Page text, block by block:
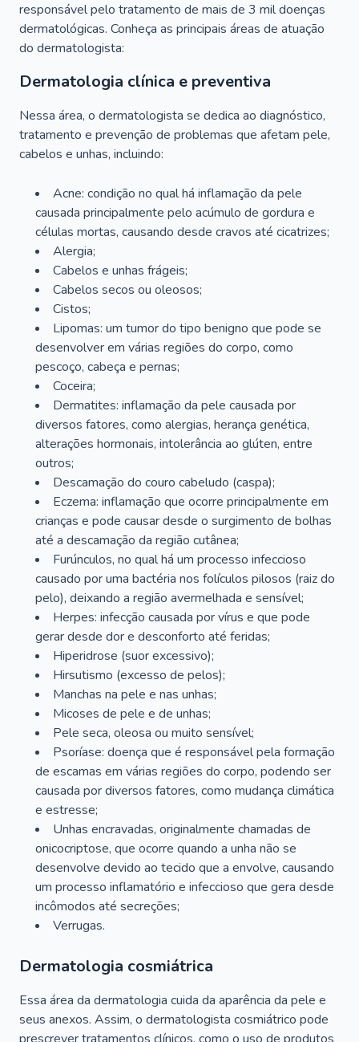
responsável pelo tratamento de mais de 3 mil doenças
dermatológicas. Conheça as principais áreas de atuação
do dermatologista:
Dermatologia clínica e preventiva
Nessa área, o dermatologista se dedica ao diagnóstico,
tratamento e prevenção de problemas que afetam pele,
cabelos e unhas, incluindo:
Acne: condição no qual há inflamação da pele
causada principalmente pelo acúmulo de gordura e
células mortas, causando desde cravos até cicatrizes;
Alergia;
Cabelos e unhas frágeis;
Cabelos secos ou oleosos;
Cistos;
Lipomas: um tumor do tipo benigno que pode se
desenvolver em várias regiões do corpo, como
pescoço, cabeça e pernas;
Coceira;
Dermatites: inflamação da pele causada por
diversos fatores, como alergias, herança genética,
alterações hormonais, intolerância ao glúten, entre
outros;
Descamação do couro cabeludo (caspa);
Eczema: inflamação que ocorre principalmente em
crianças e pode causar desde o surgimento de bolhas
até a descamação da região cutânea;
Furúnculos, no qual há um processo infeccioso
causado por uma bactéria nos folículos pilosos (raiz do
pelo), deixando a região avermelhada e sensível;
Herpes: infecção causada por vírus e que pode
gerar desde dor e desconforto até feridas;
Hiperidrose (suor excessivo);
Hirsutismo (excesso de pelos);
Manchas na pele e nas unhas;
Micoses de pele e de unhas;
Pele seca, oleosa ou muito sensível;
Psoríase: doença que é responsável pela formação
de escamas em várias regiões do corpo, podendo ser
causada por diversos fatores, como mudança climática
e estresse;
Unhas encravadas, originalmente chamadas de
onicocriptose, que ocorre quando a unha não se
desenvolve devido ao tecido que a envolve, causando
um processo inflamatório e infeccioso que gera desde
incômodos até secreções;
Verrugas.
Dermatologia cosmiátrica
Essa área da dermatologia cuida da aparência da pele e
seus anexos. Assim, o dermatologista cosmiátrico pode